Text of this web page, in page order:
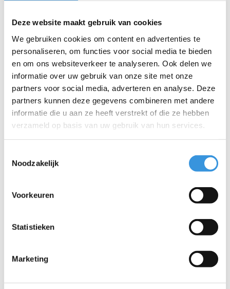
Deze website maakt gebruik van cookies
We gebruiken cookies om content en advertenties te
personaliseren, om functies voor social media te bieden
en om ons websiteverkeer te analyseren. Ook delen we
informatie over uw gebruik van onze site met onze
partners voor social media, adverteren en analyse. Deze
partners kunnen deze gegevens combineren met andere
informatie die u aan ze heeft verstrekt of die ze hebben
verzameld op basis van uw gebruik van hun services.
Noodzakelijk
Voorkeuren
Statistieken
Marketing
*
Telefoon:
Onderwerp:*
* Verplichte velden